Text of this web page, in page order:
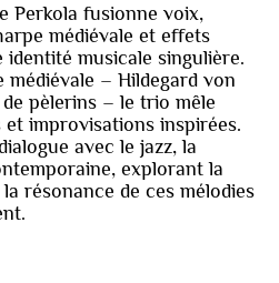
Perkola fusionne voix,
médiévale et effets
musicale singulière.
médiévale – Hildegard von
pèlerins – le trio mêle
improvisations inspirées.
avec le jazz, la
explorant la
résonance de ces mélodies